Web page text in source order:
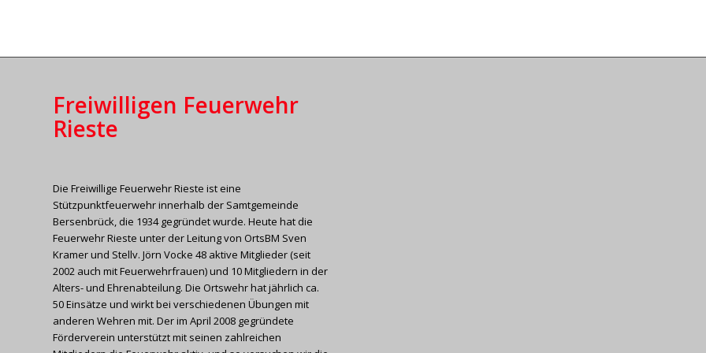
Freiwilligen Feuerwehr
Rieste
Die Freiwillige Feuerwehr Rieste ist eine
Stützpunktfeuerwehr innerhalb der Samtgemeinde
Bersenbrück, die 1934 gegründet wurde. Heute hat die
Feuerwehr Rieste unter der Leitung von OrtsBM Sven
Kramer und Stellv. Jörn Vocke 48 aktive Mitglieder (seit
2002 auch mit Feuerwehrfrauen) und 10 Mitgliedern in der
Alters- und Ehrenabteilung. Die Ortswehr hat jährlich ca.
50 Einsätze und wirkt bei verschiedenen Übungen mit
anderen Wehren mit. Der im April 2008 gegründete
Förderverein unterstützt mit seinen zahlreichen